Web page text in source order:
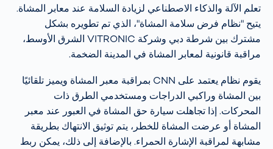
تعلم الآلة والذكاء الاصطناعي لزيادة السلامة عند معابر المشاة.
يتيح "نظام فرض سلامة المشاة"، الذي تم تطويره بشكل
مشترك بين شرطة دبي وشركة VITRONIC الشرق الأوسط،
مراقبة قانونية لمعابر المشاة في المدينة الضخمة.
يقوم نظام يعتمد على CNN بمراقبة معبر المشاة ويميز تلقائيًا
بين المشاة وراكبي الدراجات ومستخدمي الطرق ذات
المحركات. إذا تجاهلت سيارة حق المشاة في العبور عند معبر
المشاة أو عرضت المشاة للخطر، يتم توثيق الانتهاك بطريقة
مشابهة لمراقبة الإشارة الحمراء. بالإضافة إلى ذلك، يمكن ربط